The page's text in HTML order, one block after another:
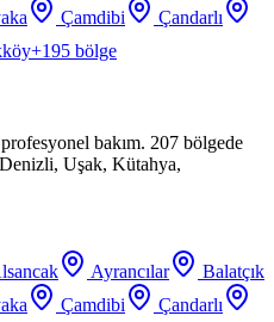
Çamdibi
Çandarlı
+195 bölge
bakım. 207 bölgede
Uşak, Kütahya,
Ayrancılar
Balatçık
Çamdibi
Çandarlı